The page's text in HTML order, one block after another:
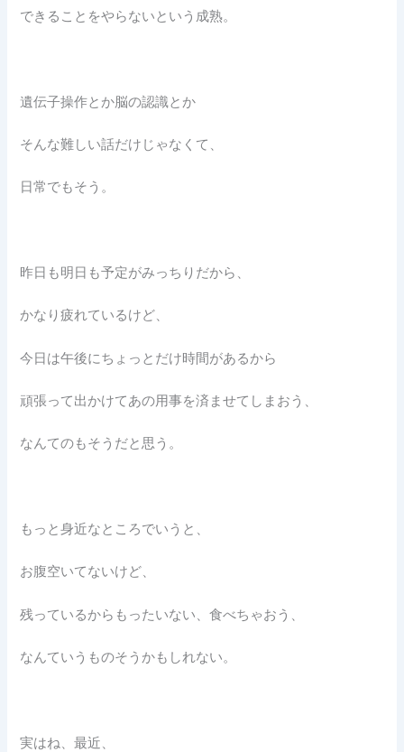
できることをやらないという成熟。
遺伝子操作とか脳の認識とか
そんな難しい話だけじゃなくて、
日常でもそう。
昨日も明日も予定がみっちりだから、
かなり疲れているけど、
今日は午後にちょっとだけ時間があるから
頑張って出かけてあの用事を済ませてしまおう、
なんてのもそうだと思う。
もっと身近なところでいうと、
お腹空いてないけど、
残っているからもったいない、食べちゃおう、
なんていうものそうかもしれない。
実はね、最近、